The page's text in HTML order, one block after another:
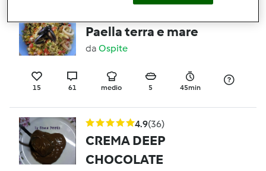
Paella terra e mare
da Ospite
15 61 medio 5 45min
4.9(36)
CREMA DEEP
CHOCOLATE